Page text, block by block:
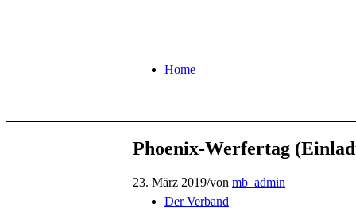
Home
Der Verband
Phoenix-Werfertag
23. März 2019/von mb_admin